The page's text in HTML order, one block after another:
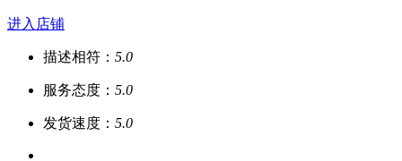
进入店铺
描述相符： 5.0
服务态度： 5.0
发货速度： 5.0